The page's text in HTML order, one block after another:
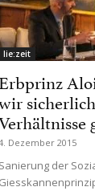
lie:zeit
Erbprinz
Dezember 2015
Sanierung der